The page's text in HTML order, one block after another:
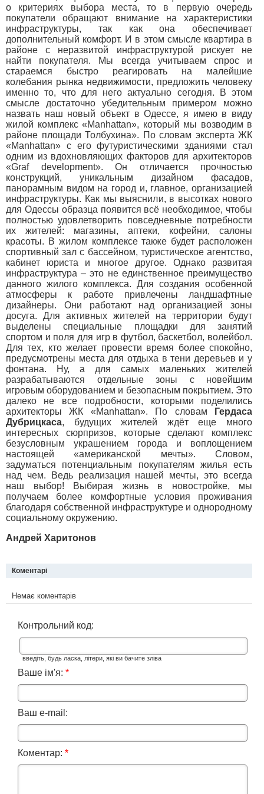
о критериях выбора места, то в первую очередь
покупатели обращают внимание на характеристики
инфраструктуры, так как она обеспечивает
дополнительный комфорт. И в этом смысле квартира в
районе с неразвитой инфраструктурой рискует не
найти покупателя. Мы всегда учитываем спрос и
стараемся быстро реагировать на малейшие
колебания рынка недвижимости, предложить человеку
именно то, что для него актуально сегодня. В этом
смысле достаточно убедительным примером можно
назвать наш новый объект в Одессе, я имею в виду
жилой комплекс «Manhattan», который мы возводим в
районе площади Толбухина». По словам эксперта ЖК
«Manhattan» с его футуристическими зданиями стал
одним из вдохновляющих факторов для архитекторов
«Graf development». Он отличается прочностью
конструкций, уникальным дизайном фасадов,
панорамным видом на город и, главное, организацией
инфраструктуры. Как мы выяснили, в высотках нового
для Одессы образца появится всё необходимое, чтобы
полностью удовлетворить повседневные потребности
их жителей: магазины, аптеки, кофейни, салоны
красоты. В жилом комплексе также будет расположен
спортивный зал с бассейном, туристическое агентство,
кабинет юриста и многое другое. Однако развитая
инфраструктура – это не единственное преимущество
данного жилого комплекса. Для создания особенной
атмосферы к работе привлечены ландшафтные
дизайнеры. Они работают над организацией зоны
досуга. Для активных жителей на территории будут
выделены специальные площадки для занятий
спортом и поля для игр в футбол, баскетбол, волейбол.
Для тех, кто желает провести время более спокойно,
предусмотрены места для отдыха в тени деревьев и у
фонтана. Ну, а для самых маленьких жителей
разрабатываются отдельные зоны с новейшим
игровым оборудованием и безопасным покрытием. Это
далеко не все подробности, которыми поделились
архитекторы ЖК «Manhattan». По словам
Гердаса
Дубрицкаса, будущих жителей ждёт еще много
интересных сюрпризов, которые сделают комплекс
безусловным украшением города и воплощением
настоящей «американской мечты». Словом,
задуматься потенциальным покупателям жилья есть
над чем. Ведь реализация нашей мечты, это всегда
наш выбор! Выбирая жизнь в новостройке, мы
получаем более комфортные условия проживания
благодаря собственной инфраструктуре и однородному
социальному окружению.
Андрей Харитонов
Коментарі
Немає коментарів
Контрольний код:
введіть, будь ласка, літери, які ви бачите зліва
Ваше ім'я: *
Ваш e-mail:
Коментар: *